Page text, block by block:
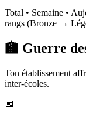
Total • Semaine •
rangs (Bronze →
🏫 Guerre
Ton établissement
inter-écoles.
📅